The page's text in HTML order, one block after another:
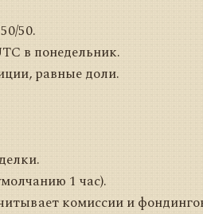
50.
в понедельник.
равные доли.
1 час).
комиссии и